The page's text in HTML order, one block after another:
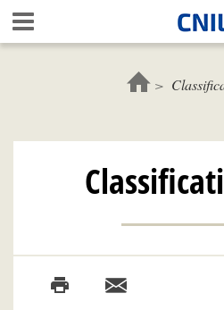
Aller
au
contenu
Gestion de vos préférences sur les